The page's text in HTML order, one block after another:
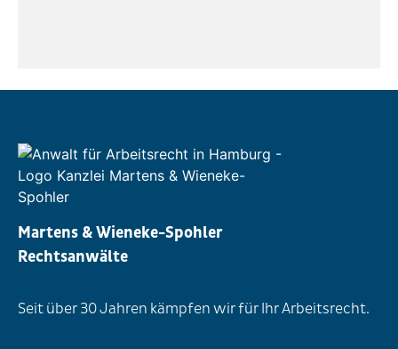
Martens & Wieneke-Spohler
Rechtsanwälte
Seit über 30 Jahren kämpfen wir für Ihr Arbeitsrecht.